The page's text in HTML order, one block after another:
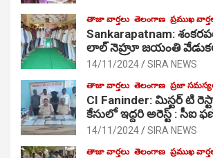
తాజా వార్తలు తెలంగాణ ప్రముఖ
Sankarapatnam:
లాల్ నెహ్రూ జయంతి
14/11/2024 SIRA NEWS
తాజా వార్తలు తెలంగాణ ప్రజా
CI Faninder: మిస్టర్ టి
కేసులో ఇద్దరి అరెస్ట్ : సీఐ
14/11/2024 SIRA NEWS
తాజా వార్తలు తెలంగాణ ప్రముఖ